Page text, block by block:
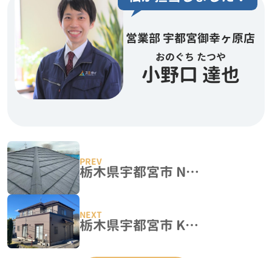
営業部 宇都宮御幸ヶ原店
おのぐち たつや
小野口 達也
栃木県宇都宮市 N様邸 屋根カバー工事『Tルーフ ヴェルウッド』
栃木県宇都宮市 K様邸 屋根カバー工法『ICヒランビー220』